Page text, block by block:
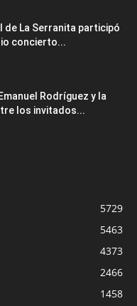
de La Serranita participó
concierto...
Rodríguez y la
los invitados...
5729
5463
4373
2466
1458